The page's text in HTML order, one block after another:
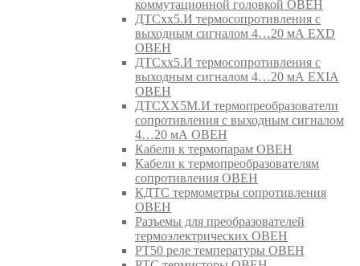
коммутационной головкой ОВЕН
ДТСхх5.И термосопротивления с
выходным сигналом 4…20 мА EXD
ОВЕН
ДТСхх5.И термосопротивления с
выходным сигналом 4…20 мА EXIA
ОВЕН
ДТСХХ5М.И термопреобразователи
сопротивления с выходным сигналом
4…20 мА ОВЕН
Кабели к термопарам ОВЕН
Кабели к термопреобразователям
сопротивления ОВЕН
КДТС термометры сопротивления
ОВЕН
Разъемы для преобразователей
термоэлектрических ОВЕН
РТ50 реле температуры ОВЕН